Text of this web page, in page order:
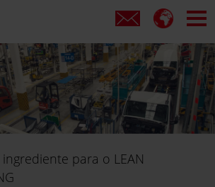
para o LEAN